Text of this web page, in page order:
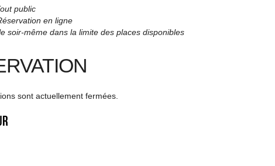
public
en ligne
soir-même dans la limite des places disponibles
sont actuellement fermées.